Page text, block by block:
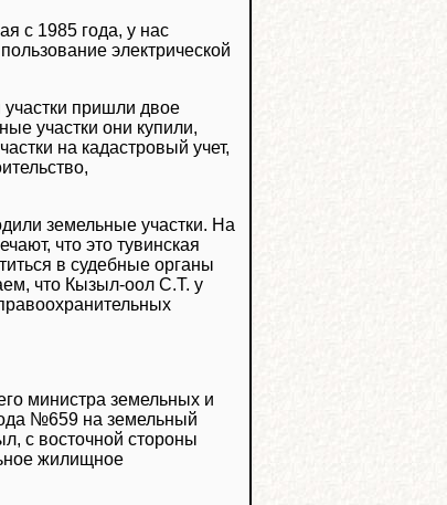
с 1985 года, у нас
электрической
пришли двое
участки они купили,
на кадастровый учет,
земельные участки. На
что это тувинская
в судебные органы
что Кызыл-оол С.Т. у
министра земельных и
№659 на земельный
с восточной стороны
жилищное